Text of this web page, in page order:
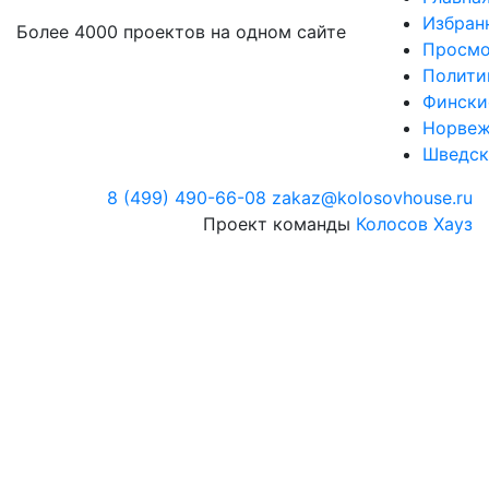
Более 4000 проектов на одном сайте
8 (499) 490-66-08 zakaz@kolosovhouse.ru
Проект команды Колосов Хауз